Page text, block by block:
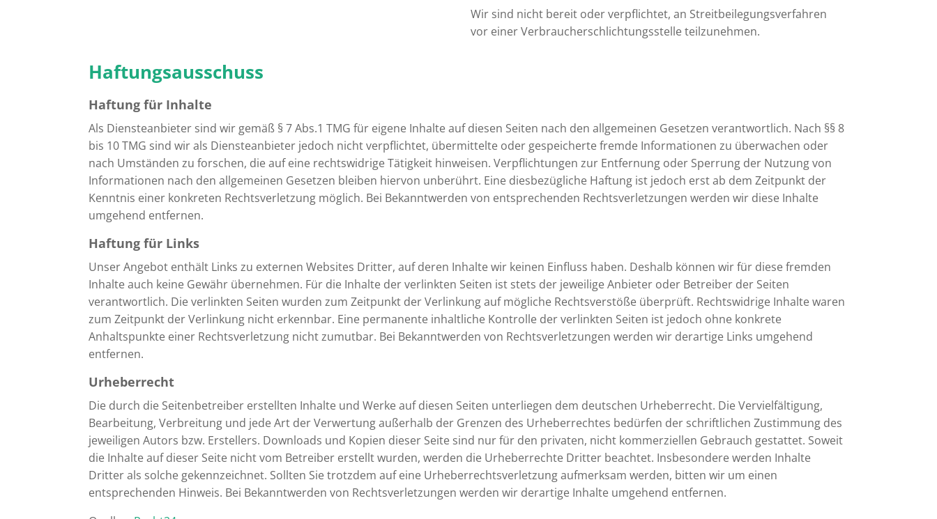
Wir sind nicht bereit oder verpflichtet, an Streitbeilegungsverfahren
vor einer Verbraucherschlichtungsstelle teilzunehmen.
Haftungsausschuss
Haftung für Inhalte
Als Diensteanbieter sind wir gemäß § 7 Abs.1 TMG für eigene Inhalte auf diesen Seiten nach den allgemeinen Gesetzen verantwortlich. Nach §§ 8
bis 10 TMG sind wir als Diensteanbieter jedoch nicht verpflichtet, übermittelte oder gespeicherte fremde Informationen zu überwachen oder
nach Umständen zu forschen, die auf eine rechtswidrige Tätigkeit hinweisen. Verpflichtungen zur Entfernung oder Sperrung der Nutzung von
Informationen nach den allgemeinen Gesetzen bleiben hiervon unberührt. Eine diesbezügliche Haftung ist jedoch erst ab dem Zeitpunkt der
Kenntnis einer konkreten Rechtsverletzung möglich. Bei Bekanntwerden von entsprechenden Rechtsverletzungen werden wir diese Inhalte
umgehend entfernen.
Haftung für Links
Unser Angebot enthält Links zu externen Websites Dritter, auf deren Inhalte wir keinen Einfluss haben. Deshalb können wir für diese fremden
Inhalte auch keine Gewähr übernehmen. Für die Inhalte der verlinkten Seiten ist stets der jeweilige Anbieter oder Betreiber der Seiten
verantwortlich. Die verlinkten Seiten wurden zum Zeitpunkt der Verlinkung auf mögliche Rechtsverstöße überprüft. Rechtswidrige Inhalte waren
zum Zeitpunkt der Verlinkung nicht erkennbar. Eine permanente inhaltliche Kontrolle der verlinkten Seiten ist jedoch ohne konkrete
Anhaltspunkte einer Rechtsverletzung nicht zumutbar. Bei Bekanntwerden von Rechtsverletzungen werden wir derartige Links umgehend
entfernen.
Urheberrecht
Die durch die Seitenbetreiber erstellten Inhalte und Werke auf diesen Seiten unterliegen dem deutschen Urheberrecht. Die Vervielfältigung,
Bearbeitung, Verbreitung und jede Art der Verwertung außerhalb der Grenzen des Urheberrechtes bedürfen der schriftlichen Zustimmung des
jeweiligen Autors bzw. Erstellers. Downloads und Kopien dieser Seite sind nur für den privaten, nicht kommerziellen Gebrauch gestattet. Soweit
die Inhalte auf dieser Seite nicht vom Betreiber erstellt wurden, werden die Urheberrechte Dritter beachtet. Insbesondere werden Inhalte
Dritter als solche gekennzeichnet. Sollten Sie trotzdem auf eine Urheberrechtsverletzung aufmerksam werden, bitten wir um einen
entsprechenden Hinweis. Bei Bekanntwerden von Rechtsverletzungen werden wir derartige Inhalte umgehend entfernen.